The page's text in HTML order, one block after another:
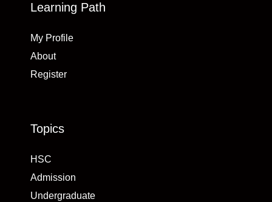
Learning Path
My Profile
About
Register
Topics
HSC
Admission
Undergraduate